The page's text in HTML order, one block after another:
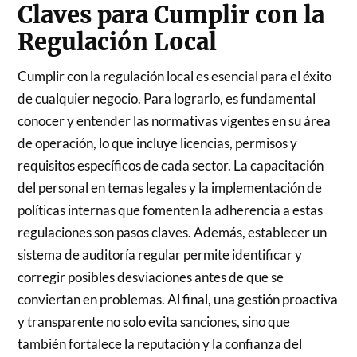
Claves para Cumplir con la
Regulación Local
Cumplir con la regulación local es esencial para el éxito
de cualquier negocio. Para lograrlo, es fundamental
conocer y entender las normativas vigentes en su área
de operación, lo que incluye licencias, permisos y
requisitos específicos de cada sector. La capacitación
del personal en temas legales y la implementación de
políticas internas que fomenten la adherencia a estas
regulaciones son pasos claves. Además, establecer un
sistema de auditoría regular permite identificar y
corregir posibles desviaciones antes de que se
conviertan en problemas. Al final, una gestión proactiva
y transparente no solo evita sanciones, sino que
también fortalece la reputación y la confianza del